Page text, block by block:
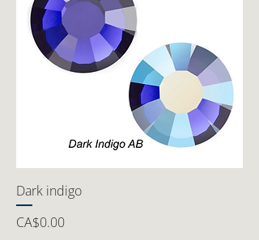
Dark indigo
価格
CA$0.00